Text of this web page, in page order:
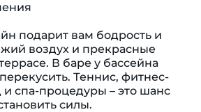
подарит вам бодрость и
воздух и прекрасные
В баре у бассейна
Теннис, фитнес-
и спа-процедуры – это шанс
силы.